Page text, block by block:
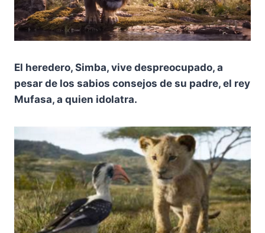
El heredero, Simba, vive despreocupado, a
pesar de los sabios consejos de su padre, el rey
Mufasa, a quien idolatra.